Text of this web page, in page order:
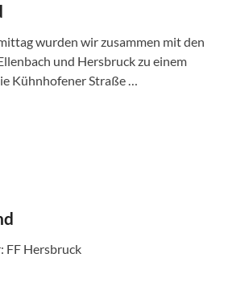
wurden wir zusammen mit den
und Hersbruck zu einem
Kühnhofener Straße …
FF Hersbruck